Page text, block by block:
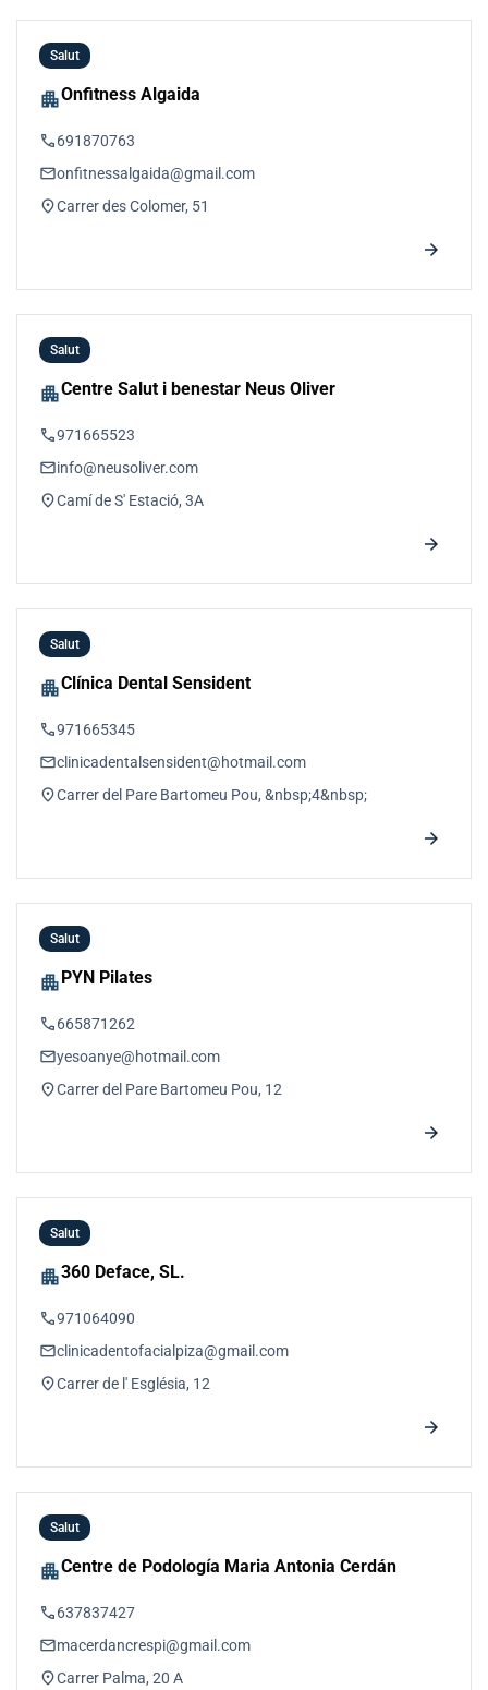
Salut
apartmentOnfitness Algaida
phone691870763
emailonfitnessalgaida@gmail.com
location_onCarrer des Colomer, 51
arrow_forward
Salut
apartmentCentre Salut i benestar Neus Oliver
phone971665523
emailinfo@neusoliver.com
location_onCamí de S' Estació, 3A
arrow_forward
Salut
apartmentClínica Dental Sensident
phone971665345
emailclinicadentalsensident@hotmail.com
location_onCarrer del Pare Bartomeu Pou, &nbsp;4&nbsp;
arrow_forward
Salut
apartmentPYN Pilates
phone665871262
emailyesoanye@hotmail.com
location_onCarrer del Pare Bartomeu Pou, 12
arrow_forward
Salut
apartment360 Deface, SL.
phone971064090
emailclinicadentofacialpiza@gmail.com
location_onCarrer de l' Església, 12
arrow_forward
Salut
apartmentCentre de Podología Maria Antonia Cerdán
phone637837427
emailmacerdancrespi@gmail.com
location_onCarrer Palma, 20 A